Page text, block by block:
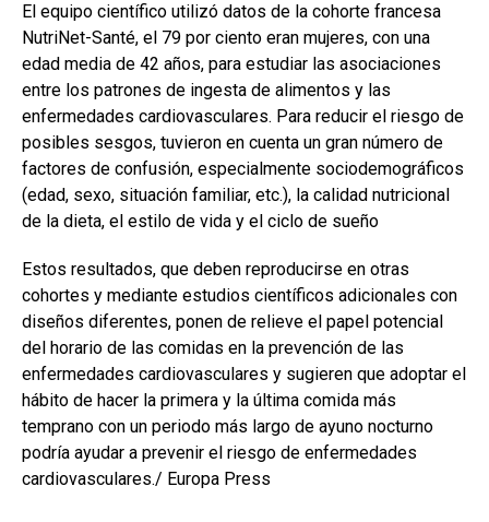
El equipo científico utilizó datos de la cohorte francesa
NutriNet-Santé, el 79 por ciento eran mujeres, con una
edad media de 42 años, para estudiar las asociaciones
entre los patrones de ingesta de alimentos y las
enfermedades cardiovasculares. Para reducir el riesgo de
posibles sesgos, tuvieron en cuenta un gran número de
factores de confusión, especialmente sociodemográficos
(edad, sexo, situación familiar, etc.), la calidad nutricional
de la dieta, el estilo de vida y el ciclo de sueño
Estos resultados, que deben reproducirse en otras
cohortes y mediante estudios científicos adicionales con
diseños diferentes, ponen de relieve el papel potencial
del horario de las comidas en la prevención de las
enfermedades cardiovasculares y sugieren que adoptar el
hábito de hacer la primera y la última comida más
temprano con un periodo más largo de ayuno nocturno
podría ayudar a prevenir el riesgo de enfermedades
cardiovasculares./ Europa Press